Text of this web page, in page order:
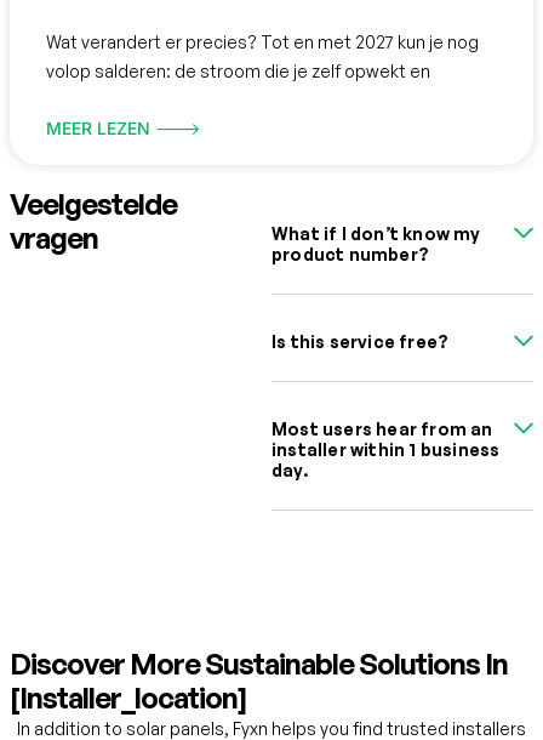
Wat verandert er precies? ‍Tot en met 2027 kun je nog
volop salderen: de stroom die je zelf opwekt en
MEER LEZEN 🡒
Veelgestelde
vragen
What if I don’t know my
product number?
Is this service free?
Most users hear from an
installer within 1 business
day.
Discover More Sustainable Solutions In
[installer_location]
In addition to solar panels, Fyxn helps you find trusted installers